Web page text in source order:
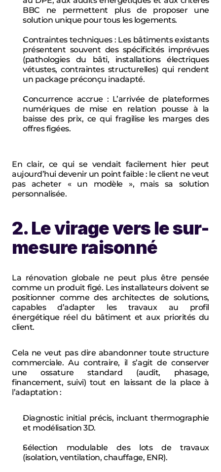
BBC ne permettent plus de proposer une
solution unique pour tous les logements.
Contraintes techniques : Les bâtiments existants
présentent souvent des spécificités imprévues
(pathologies du bâti, installations électriques
vétustes, contraintes structurelles) qui rendent
un package préconçu inadapté.
Concurrence accrue : L’arrivée de plateformes
numériques de mise en relation pousse à la
baisse des prix, ce qui fragilise les marges des
offres figées.
En clair, ce qui se vendait facilement hier peut
aujourd’hui devenir un point faible : le client ne veut
pas acheter « un modèle », mais sa solution
personnalisée.
2. Le virage vers le sur-
mesure raisonné
La rénovation globale ne peut plus être pensée
comme un produit figé. Les installateurs doivent se
positionner comme des architectes de solutions,
capables d’adapter les travaux au profil
énergétique réel du bâtiment et aux priorités du
client.
Cela ne veut pas dire abandonner toute structure
commerciale. Au contraire, il s’agit de conserver
une ossature standard (audit, phasage,
financement, suivi) tout en laissant de la place à
l’adaptation :
Diagnostic initial précis, incluant thermographie
et modélisation 3D.
Sélection modulable des lots de travaux
(isolation, ventilation, chauffage, ENR).